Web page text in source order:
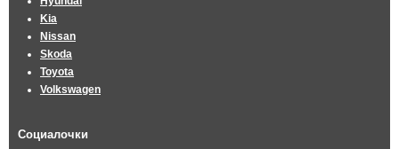
Kia
Nissan
Skoda
Toyota
Volkswagen
Социалочки